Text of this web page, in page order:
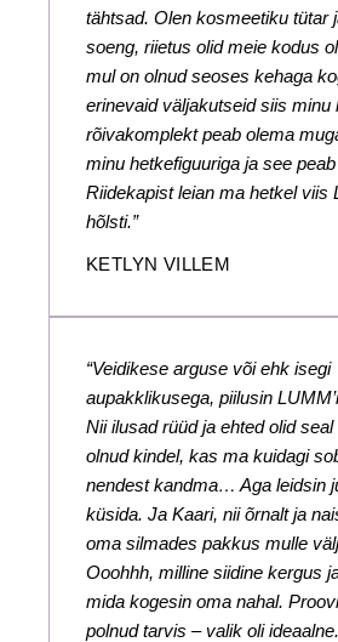
tähtsad. Olen kosmeetiku tütar
soeng, riietus olid meie kodus
mul on olnud seoses kehaga
erinevaid väljakutseid siis minu
rõivakomplekt peab olema
minu hetkefiguuriga ja see
Riidekapist leian ma hetkel viis
hõlsti.”
KETLYN VILLEM
“Veidikese arguse või ehk isegi
aupakklikusega, piilusin
Nii ilusad rüüd ja ehted olid
olnud kindel, kas ma kuidagi
nendest kandma… Aga leidsin
küsida. Ja Kaari, nii õrnalt ja
oma silmades pakkus mulle
Ooohhh, milline siidine kergus
mida kogesin oma nahal.
polnud tarvis – valik oli